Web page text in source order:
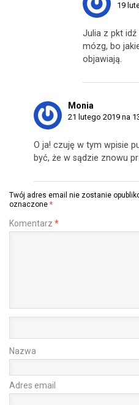
19
Julia z pkt
mózg, bo
objawiają.
Monia
21 lutego 2019 na
O ja! czuję w tym wpisie
być, że w sądzie znowu
Twój adres email nie zostanie
oznaczone *
Komentarz *
Nazwa
Adres email